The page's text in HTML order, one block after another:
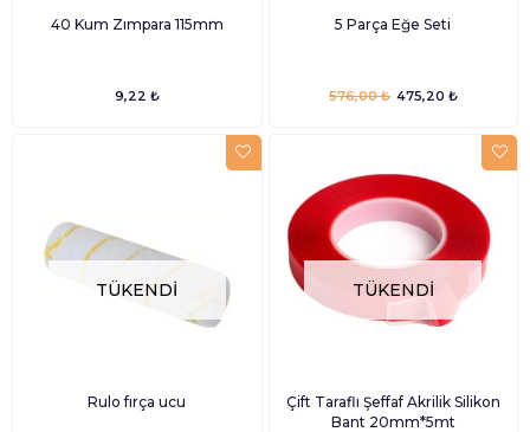
40 Kum Zımpara 115mm
9,22 ₺
5 Parça Eğe Seti
475,20 ₺
576,00 ₺
TÜKENDI
Rulo fırça ucu
TÜKENDI
Çift Taraflı Şeffaf Akrilik Silikon
Bant 20mm*5mt